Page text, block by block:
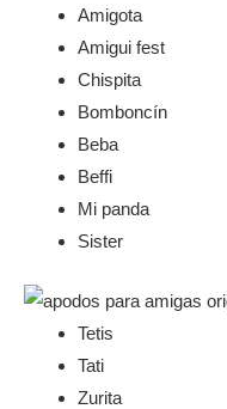
Amigota
Amigui fest
Chispita
Bomboncín
Beba
Beffi
Mi panda
Sister
Tetis
Tati
Zurita